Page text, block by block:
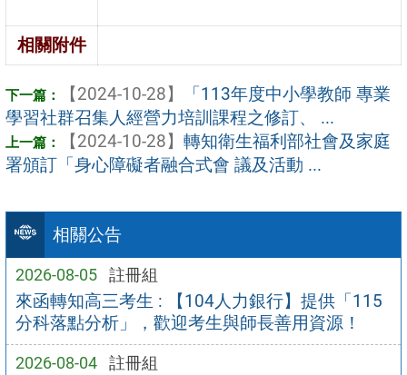
相關公告
2026-08-05 註冊組
來函轉知高三考生 : 【104人力銀行】提供「115
分科落點分析」，歡迎考生與師長善用資源！
2026-08-04 註冊組
相關附件
【2024-10-28】
「113年度中小學教師 專業
學習社群召集人經營力培訓課程之修訂、 ...
【2024-10-28】 轉知衛生福利部社會及家庭
署頒訂「身心障礙者融合式會 議及活動 ...